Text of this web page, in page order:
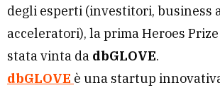
degli esperti (investitori, business
acceleratori), la prima Heroes
stata vinta da dbGLOVE.
dbGLOVE è una startup